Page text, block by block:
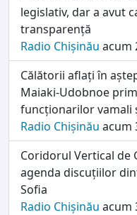
legislativ, dar a avut
transparență
Radio Chișinău acum
Călătorii aflați în
Maiaki-Udobnoe
funcționarilor vamali
Radio Chișinău acum
Coridorul Vertical de
agenda discuțiilor
Sofia
Radio Chișinău acum